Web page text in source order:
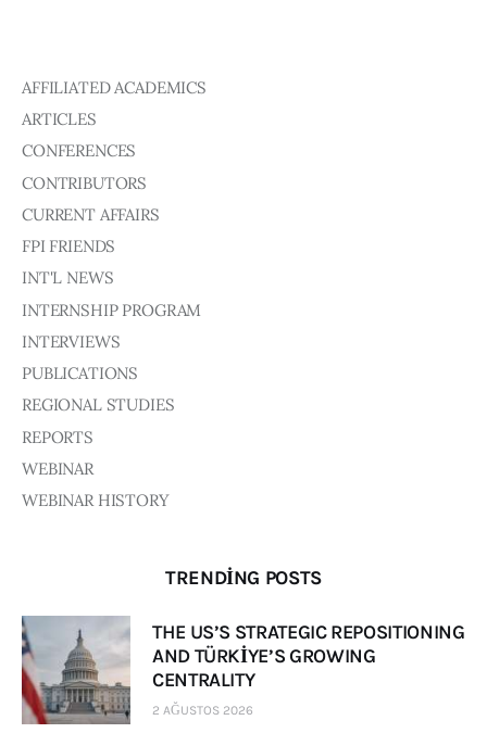
Honorary President
President
Board of Directors
Advisory Board
Academic Board
Contacts
AFFILIATED ACADEMICS
ARTICLES
CONFERENCES
CONTRIBUTORS
CURRENT AFFAIRS
FPI FRIENDS
INT'L NEWS
INTERNSHIP PROGRAM
INTERVIEWS
PUBLICATIONS
REGIONAL STUDIES
REPORTS
WEBINAR
WEBINAR HISTORY
TRENDING POSTS
THE US’S STRATEGIC REPOSITIONING
AND TÜRKİYE’S GROWING
CENTRALITY
2 AĞUSTOS 2026